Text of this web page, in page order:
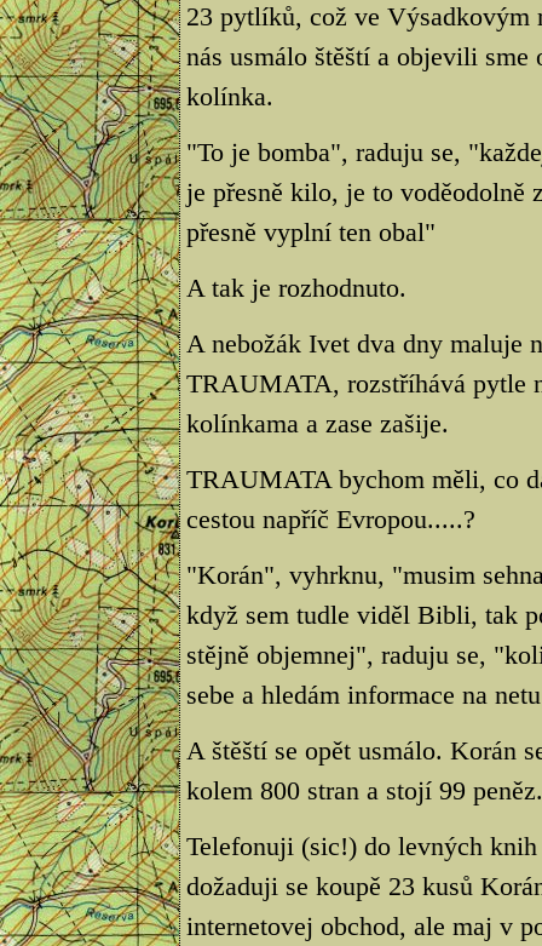
23 pytlíků, což ve Výsadkovým
nás usmálo štěští a objevili
kolínka.
"To je bomba", raduju se,
je přesně kilo, je to voděodolně
přesně vyplní ten obal"
A tak je rozhodnuto.
A nebožák Ivet dva dny maluje
TRAUMATA, rozstříhává pytle
kolínkama a zase zašije.
TRAUMATA bychom měli, co
cestou napříč Evropou.....?
"Korán", vyhrknu, "musim
když sem tudle viděl Bibli, tak
stějně objemnej", raduju se,
sebe a hledám informace na
A štěští se opět usmálo. Korán
kolem 800 stran a stojí 99 peněz.
Telefonuji (sic!) do levných
dožaduji se koupě 23 kusů
internetovej obchod, ale maj v